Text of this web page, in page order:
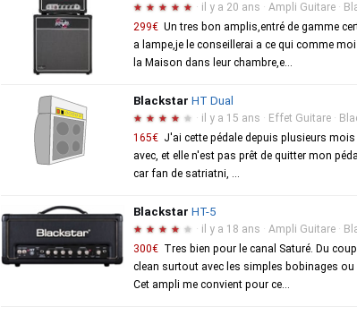
★ ★ ★ ★ ★ · il y a 20 ans · Ampli Guitare ·
299€ Un tres bon amplis,entré de gamme
a lampe,je le conseillerai a ce qui comme
la Maison dans leur chambre,e...
Blackstar HT Dual
★ ★ ★ ★ ★ · il y a 15 ans · Effet Guitare ·
165€ J'ai cette pédale depuis plusieurs
avec, et elle n'est pas prêt de quitter mon
car fan de satriatni, ...
Blackstar HT-5
★ ★ ★ ★ ★ · il y a 18 ans · Ampli Guitare ·
300€ Tres bien pour le canal Saturé. Du
clean surtout avec les simples bobinages
Cet ampli me convient pour ce...